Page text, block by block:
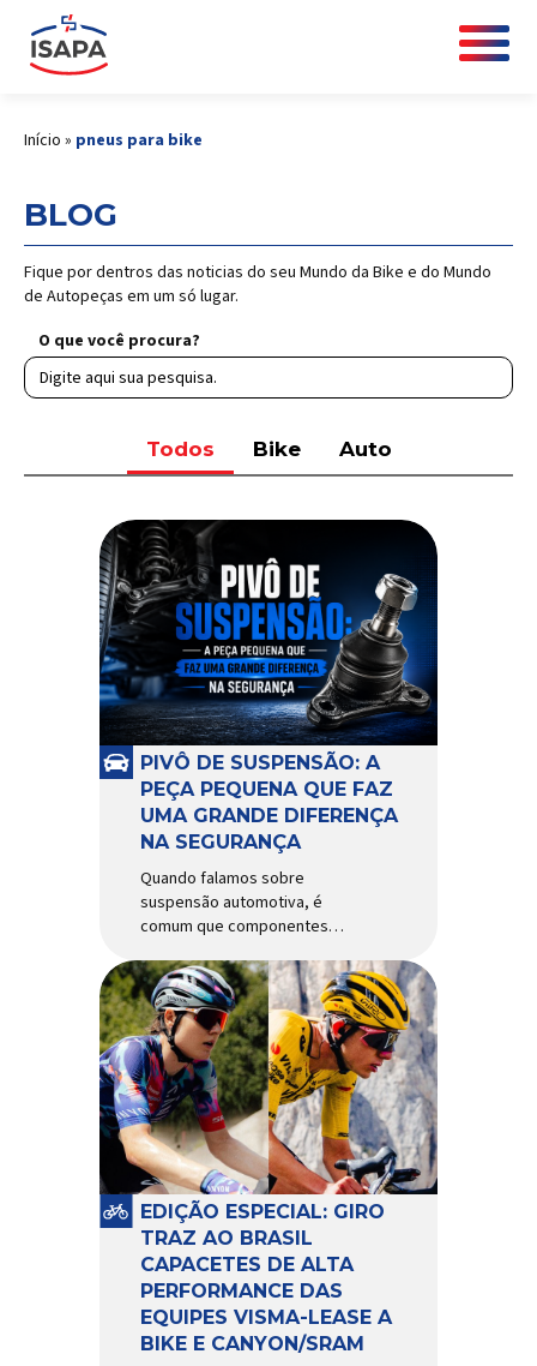
Início » pneus para bike
BLOG
Fique por dentros das noticias do seu Mundo da Bike e do Mundo
de Autopeças em um só lugar.
O que você procura?
Todos Bike Auto
PIVÔ DE SUSPENSÃO: A
PEÇA PEQUENA QUE FAZ
UMA GRANDE DIFERENÇA
NA SEGURANÇA
Quando falamos sobre
suspensão automotiva, é
comum que componentes
recebam mais atenção. Porém,
existe uma peça relativamente
pequena que desempenha um
papel fundamental na
segurança e no
comportamento do veículo: o
pivô de suspensão.
Responsável por conectar
diferentes componentes do
sistema e permitir os
movimentos necessários
durante a condução, o pivô […]
EDIÇÃO ESPECIAL: GIRO
TRAZ AO BRASIL
CAPACETES DE ALTA
PERFORMANCE DAS
EQUIPES VISMA-LEASE A
BIKE E CANYON/SRAM